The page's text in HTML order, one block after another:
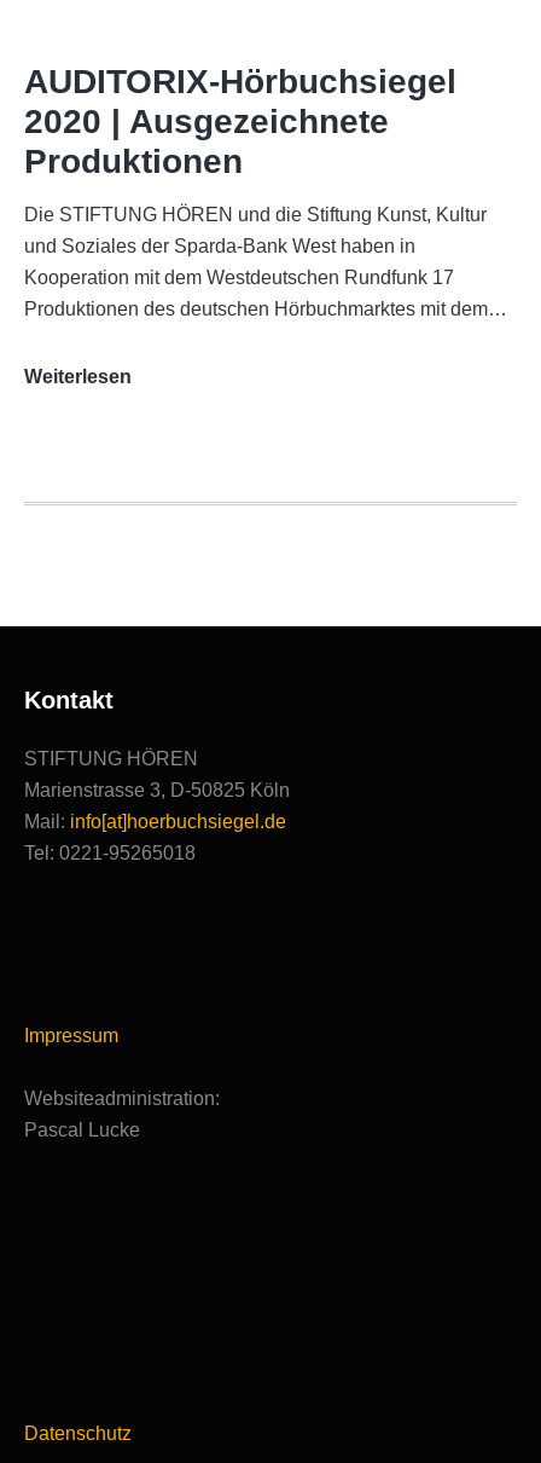
Funkhaus
Köln
AUDITORIX-Hörbuchsiegel
2020 | Ausgezeichnete
Produktionen
Die STIFTUNG HÖREN und die Stiftung Kunst, Kultur
und Soziales der Sparda-Bank West haben in
Kooperation mit dem Westdeutschen Rundfunk 17
Produktionen des deutschen Hörbuchmarktes mit dem…
Weiterlesen
Ausgezeichnete
Kontakt
STIFTUNG HÖREN
Marienstrasse 3, D-50825 Köln
Mail: info[at]hoerbuchsiegel.de
Tel: 0221-95265018
Impressum
Websiteadministration:
Pascal Lucke
Datenschutz